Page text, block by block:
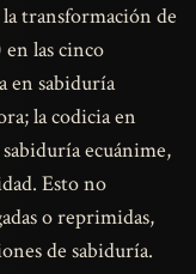
transformación de
en las cinco
en sabiduría
la codicia en
ecuánime,
Esto no
o reprimidas,
de sabiduría.